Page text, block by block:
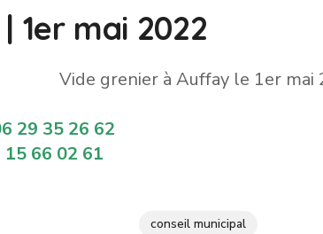
1er mai 2022
29 35 26 62
66 02 61
conseil municipal